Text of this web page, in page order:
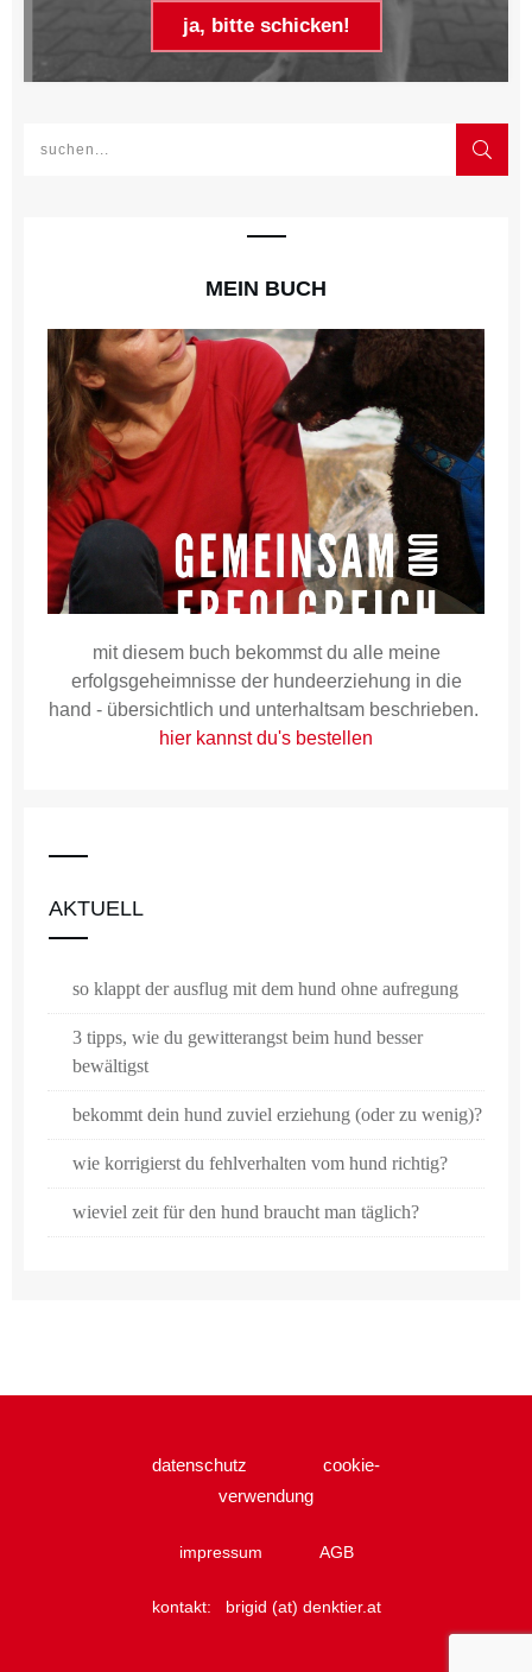
ja, bitte schicken!
MEIN BUCH
mit diesem buch bekommst du alle meine
erfolgsgeheimnisse der hundeerziehung in die
hand - übersichtlich und unterhaltsam beschrieben.
hier kannst du's bestellen
AKTUELL
so klappt der ausflug mit dem hund ohne aufregung
3 tipps, wie du gewitterangst beim hund besser
bewältigst
bekommt dein hund zuviel erziehung (oder zu wenig)?
wie korrigierst du fehlverhalten vom hund richtig?
wieviel zeit für den hund braucht man täglich?
datenschutz
cookie-
verwendung
impressum AGB
kontakt: brigid (at) denktier.at